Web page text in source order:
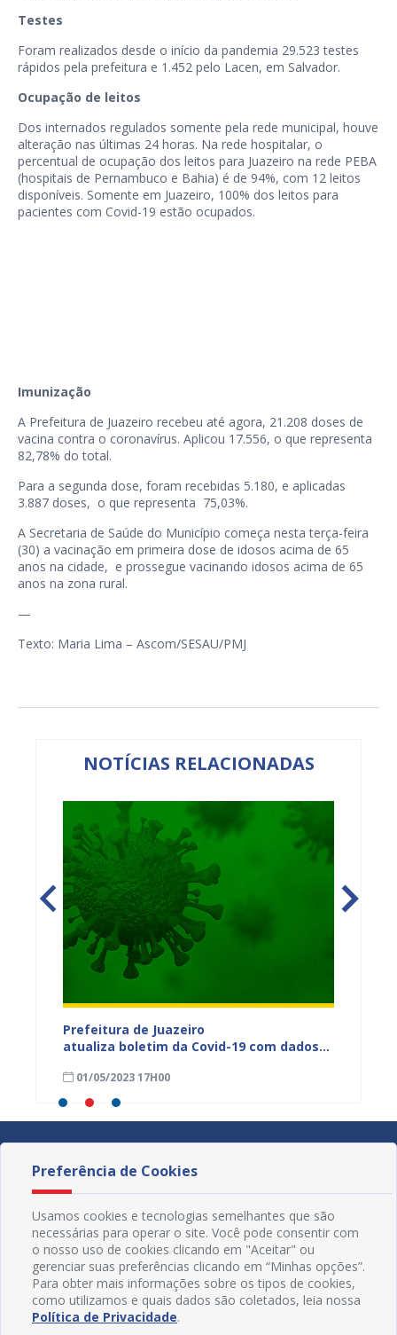
Testes
Foram realizados desde o início da pandemia 29.523 testes
rápidos pela prefeitura e 1.452 pelo Lacen, em Salvador.
Ocupação de leitos
Dos internados regulados somente pela rede municipal, houve
alteração nas últimas 24 horas. Na rede hospitalar, o
percentual de ocupação dos leitos para Juazeiro na rede PEBA
(hospitais de Pernambuco e Bahia) é de 94%, com 12 leitos
disponíveis. Somente em Juazeiro, 100% dos leitos para
pacientes com Covid-19 estão ocupados.
Imunização
A Prefeitura de Juazeiro recebeu até agora, 21.208 doses de
vacina contra o coronavírus. Aplicou 17.556, o que representa
82,78% do total.
Para a segunda dose, foram recebidas 5.180, e aplicadas
3.887 doses, o que representa 75,03%.
A Secretaria de Saúde do Município começa nesta terça-feira
(30) a vacinação em primeira dose de idosos acima de 65
anos na cidade, e prossegue vacinando idosos acima de 65
anos na zona rural.
—
Texto: Maria Lima – Ascom/SESAU/PMJ
NOTÍCIAS RELACIONADAS
Prefeitura de Juazeiro
atualiza boletim da Covid-19 com dados
01/05/2023 17H00
Preferência de Cookies
Usamos cookies e tecnologias semelhantes que são
necessárias para operar o site. Você pode consentir com
o nosso uso de cookies clicando em "Aceitar" ou
gerenciar suas preferências clicando em “Minhas opções”.
Para obter mais informações sobre os tipos de cookies,
como utilizamos e quais dados são coletados, leia nossa
Política de Privacidade.